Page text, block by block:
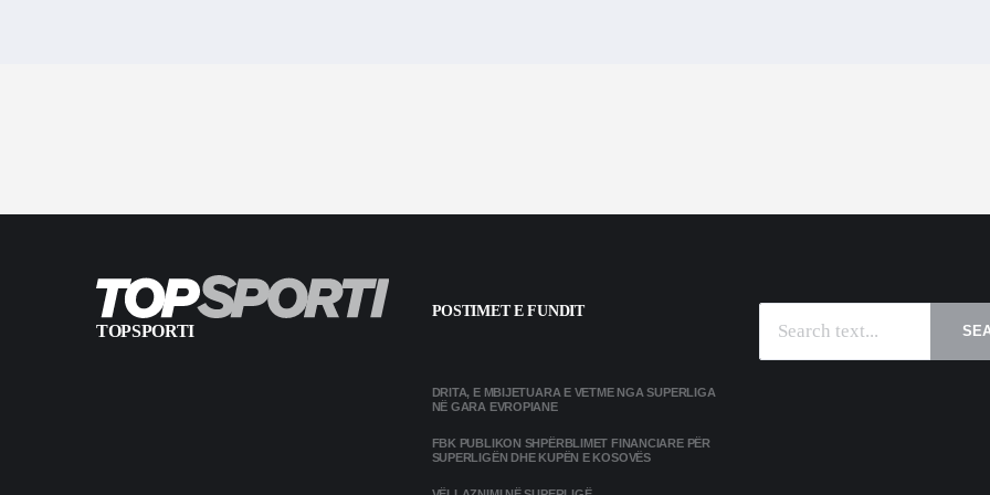
TOPSPORTI
POSTIMET E FUNDIT
DRITA, E MBIJETUARA E VETME NGA SUPERLIGA
NË GARA EVROPIANE
FBK PUBLIKON SHPËRBLIMET FINANCIARE PËR
SUPERLIGËN DHE KUPËN E KOSOVËS